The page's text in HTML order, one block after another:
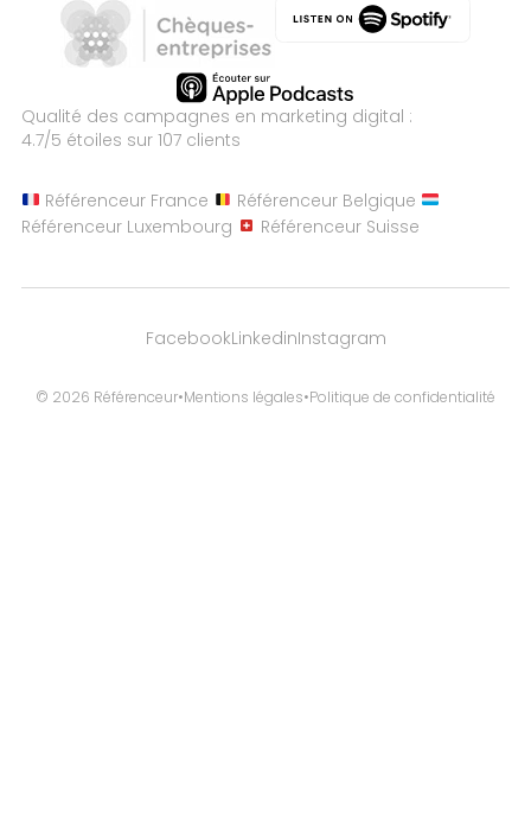
Qualité des campagnes en marketing digital :
4.7/5 étoiles sur 107 clients
Référenceur France
Référenceur Belgique
Référenceur Luxembourg
Référenceur Suisse
© 2026 Référenceur•Mentions légales•Politique de confidentialité
FacebookLinkedinInstagram